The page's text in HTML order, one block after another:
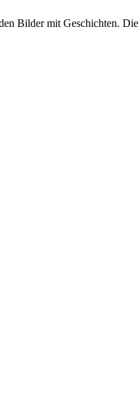
Bilder mit Geschichten.